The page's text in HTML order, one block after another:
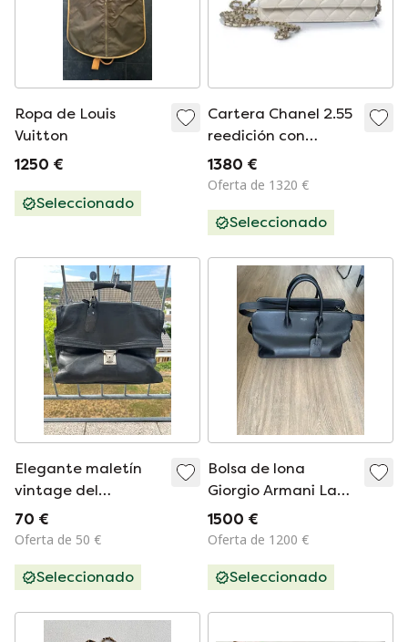
Ropa de Louis
Vuitton
1250 €
Seleccionado
Cartera Chanel 2.55
reedición con
cadena
1380 €
Oferta de 1320 €
Seleccionado
Elegante maletín
vintage del
fabricante de lujo
Karl Seeger.
70 €
Oferta de 50 €
Seleccionado
Bolsa de lona
Giorgio Armani La
Prima
1500 €
Oferta de 1200 €
Seleccionado